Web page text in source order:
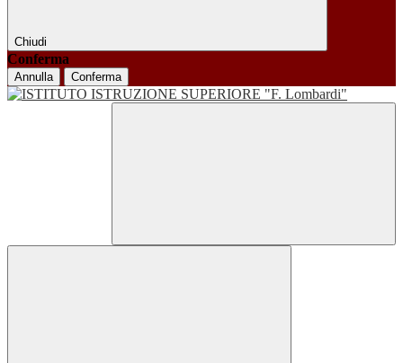
Chiudi
Conferma
Annulla Conferma